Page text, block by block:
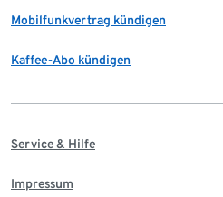
Mobilfunkvertrag kündigen
Kaffee-Abo kündigen
Service & Hilfe
Impressum